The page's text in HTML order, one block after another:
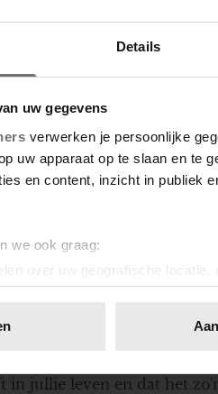
Details
uw gegevens
verwerken je persoonlijke
uw apparaat op te slaan en te
en content, inzicht in publiek
we ook graag:
over uw geografische
door het actief te scannen
wijzigen of intrekken in de
content en advertenties te
dus en alleen verder.
in jullie leven en dat het